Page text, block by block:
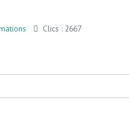
Clics : 2667